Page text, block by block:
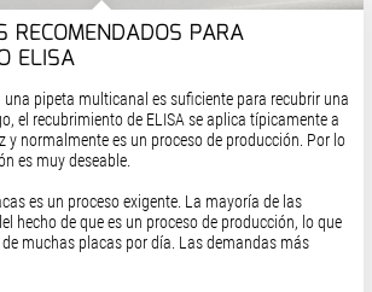
RECOMENDADOS PARA
ELISA
una pipeta multicanal es suficiente para recubrir una
el recubrimiento de ELISA se aplica típicamente a
y normalmente es un proceso de producción. Por lo
es muy deseable.
es un proceso exigente. La mayoría de las
hecho de que es un proceso de producción, lo que
muchas placas por día. Las demandas más